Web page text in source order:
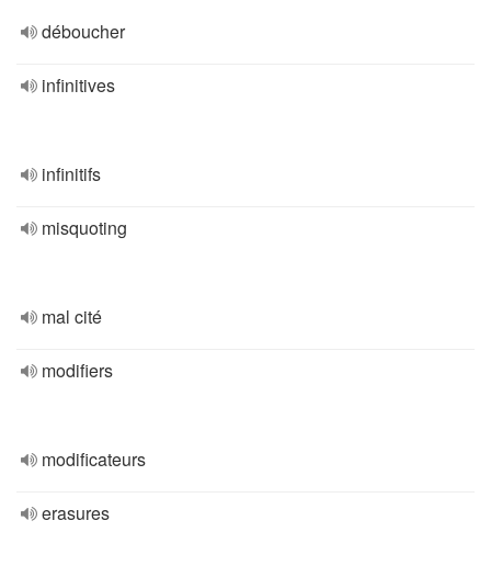
déboucher
infinitives
infinitifs
misquoting
mal cité
modifiers
modificateurs
erasures